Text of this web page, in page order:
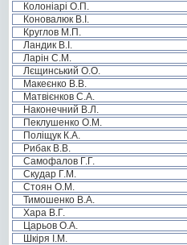
Колоніарі О.П.
Коновалюк В.І.
Круглов М.П.
Ландик В.І.
Ларін С.М.
Лєщинський О.О.
Макеєнко В.В.
Матвієнков С.А.
Наконечний В.Л.
Пеклушенко О.М.
Поліщук К.А.
Рибак В.В.
Самофалов Г.Г.
Скудар Г.М.
Стоян О.М.
Тимошенко В.А.
Хара В.Г.
Царьов О.А.
Шкіря І.М.